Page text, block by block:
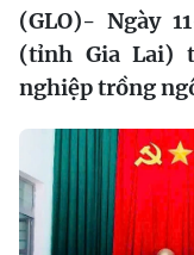
(GLO)- Ngày
(tỉnh Gia Lai)
nghiệp trồng